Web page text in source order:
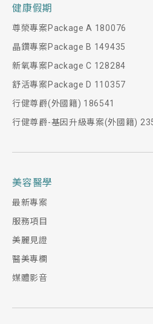
健康假期
尊榮專案Package A 180076
晶鑽專案Package B 149435
新氧專案Package C 128284
舒活專案Package D 110357
行健尊爵(外國籍) 186541
行健尊爵-基因升級專案(外國籍)
美容醫學
最新專案
服務項目
美麗見證
醫美專欄
媒體影音